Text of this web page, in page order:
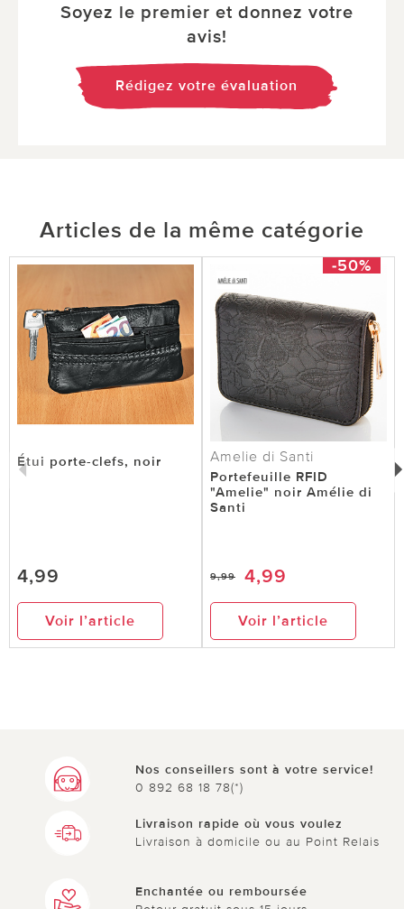
Soyez le premier et donnez votre
avis!
Rédigez votre évaluation
Articles de la même catégorie
Étui porte-clefs, noir
4,99
Voir l’article
-50%
Amelie di Santi
Portefeuille RFID
"Amelie" noir Amélie di
Santi
9,99 4,99
Voir l’article
Nos conseillers sont à votre service!
0 892 68 18 78(*)
Livraison rapide où vous voulez
Livraison à domicile ou au Point Relais
Enchantée ou remboursée